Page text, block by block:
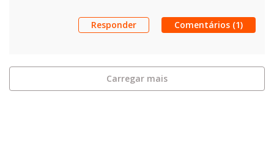
Responder Comentários (1)
Carregar mais